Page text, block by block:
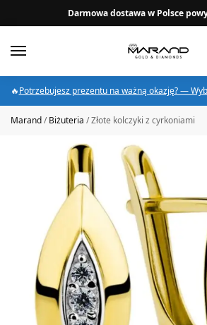
Darmowa dostawa w Polsce
🔥Potrzebujesz prezentu na ważną okazję? —
Marand/Biżuteria /Złote kolczyki z cyrkoniami